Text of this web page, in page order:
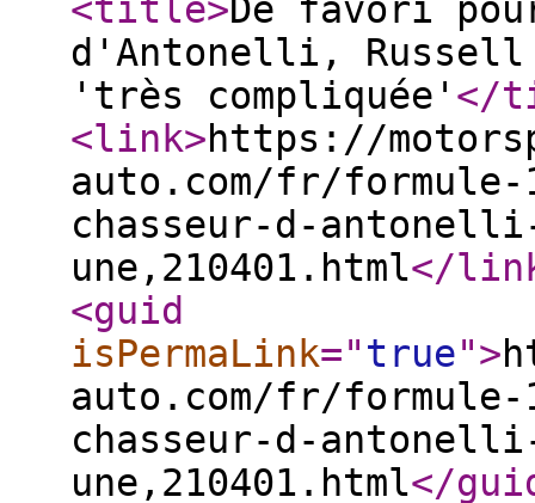
<title>De favori
d'Antonelli, Russell
'très compliquée' </
<link>https://
auto.com/fr/
chasseur-d-
une,210401.html</
<guid
isPermaLink="true">
auto.com/fr/
chasseur-d-
une,210401.html</